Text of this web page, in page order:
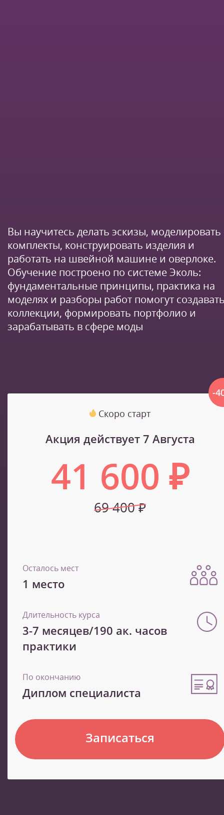
Вы научитесь делать эскизы, моделировать
комплекты, конструировать изделия и
работать на швейной машине и оверлоке.
Обучение построено по системе Эколь:
фундаментальные принципы, практика на
моделях и разборы работ помогут
коллекции, формировать портфолио и
зарабатывать в сфере моды
-
Скоро старт
Акция действует 7 Августа
41 600 ₽
69 400 ₽
Осталось мест
1 место
Длительность курса
3-7 месяцев/190 ак. часов
практики
По окончанию
Диплом специалиста
Записаться